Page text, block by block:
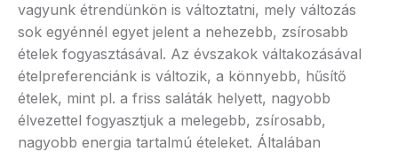
vagyunk étrendünkön is változtatni, mely változás
sok egyénnél egyet jelent a nehezebb, zsírosabb
ételek fogyasztásával. Az évszakok váltakozásával
ételpreferenciánk is változik, a könnyebb, hűsítő
ételek, mint pl. a friss saláták helyett, nagyobb
élvezettel fogyasztjuk a melegebb, zsírosabb,
nagyobb energia tartalmú ételeket. Általában